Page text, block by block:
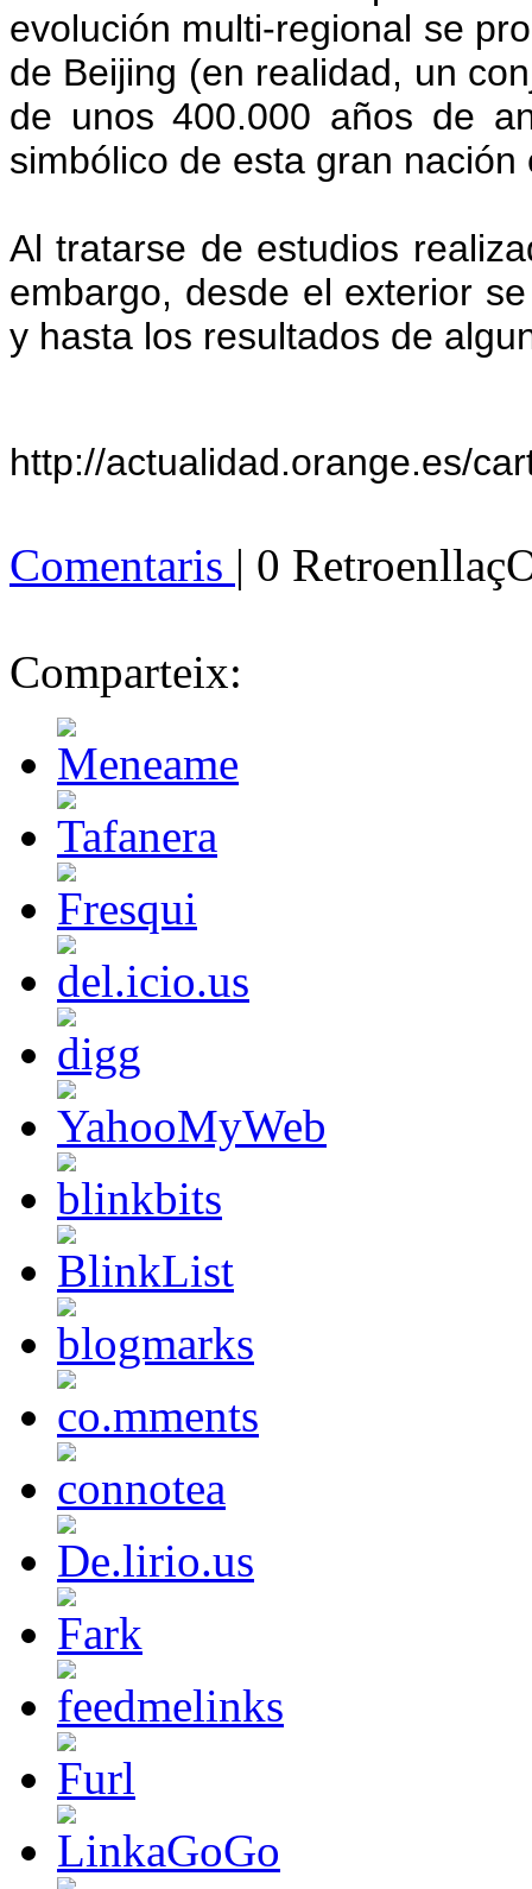
evolución multi-regional se
de Beijing (en realidad, un
de unos 400.000 años de
simbólico de esta gran nación
Al tratarse de estudios
embargo, desde el exterior
y hasta los resultados de
http://actualidad.orange.es/
Comentaris | 0
Comparteix: